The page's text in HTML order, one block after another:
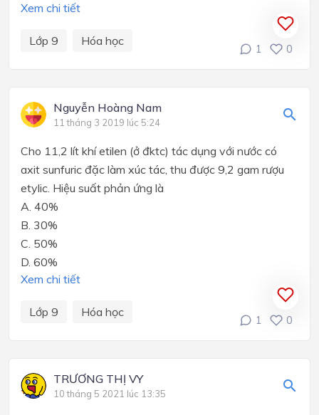
Xem chi tiết
Lớp 9 Hóa học
1 0
Nguyễn Hoàng Nam
11 tháng 3 2019 lúc 5:24
Cho 11,2 lít khí etilen (ở đktc) tác dụng với nước có
axit sunfuric đặc làm xúc tác, thu được 9,2 gam rượu
etylic. Hiệu suất phản ứng là
A. 40%
B. 30%
C. 50%
D. 60%
Xem chi tiết
Lớp 9 Hóa học
1 0
TRƯƠNG THỊ VY
10 tháng 5 2021 lúc 13:35